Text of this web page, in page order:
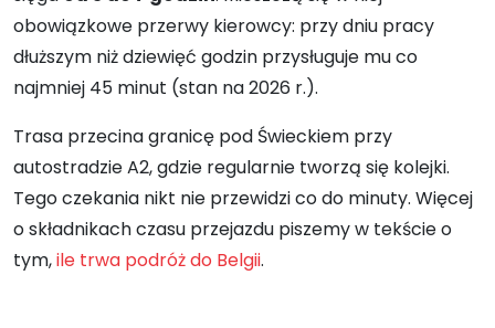
obowiązkowe przerwy kierowcy: przy dniu pracy
dłuższym niż dziewięć godzin przysługuje mu co
najmniej 45 minut (stan na 2026 r.).
Trasa przecina granicę pod Świeckiem przy
autostradzie A2, gdzie regularnie tworzą się kolejki.
Tego czekania nikt nie przewidzi co do minuty. Więcej
o składnikach czasu przejazdu piszemy w tekście o
tym,ile trwa podróż do Belgii.